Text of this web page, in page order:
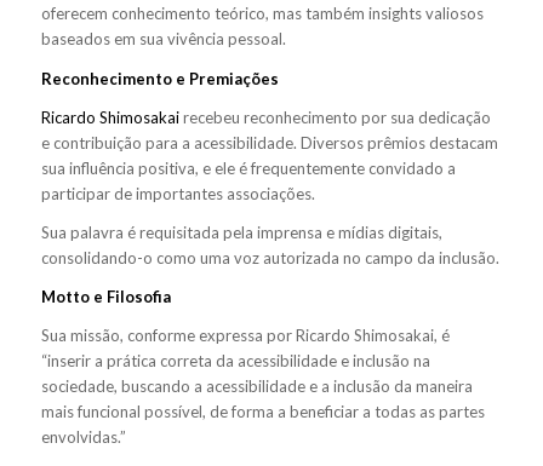
oferecem conhecimento teórico, mas também insights valiosos
baseados em sua vivência pessoal.
Reconhecimento e Premiações
Ricardo Shimosakairecebeu reconhecimento por sua dedicação
e contribuição para a acessibilidade. Diversos prêmios destacam
sua influência positiva, e ele é frequentemente convidado a
participar de importantes associações.
Sua palavra é requisitada pela imprensa e mídias digitais,
consolidando-o como uma voz autorizada no campo da inclusão.
Motto e Filosofia
Sua missão, conforme expressa por Ricardo Shimosakai, é
“inserir a prática correta da acessibilidade e inclusão na
sociedade, buscando a acessibilidade e a inclusão da maneira
mais funcional possível, de forma a beneficiar a todas as partes
envolvidas.”